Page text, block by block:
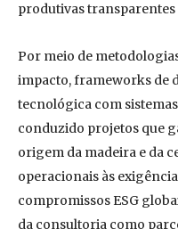
produtivas transparentes
Por meio de
impacto, frameworks de
tecnológica com
conduzido projetos que
origem da madeira e da
operacionais às
compromissos ESG
da consultoria como